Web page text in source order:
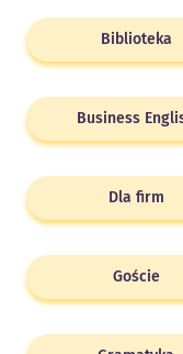
Biblioteka
Business
Dla firm
Goście